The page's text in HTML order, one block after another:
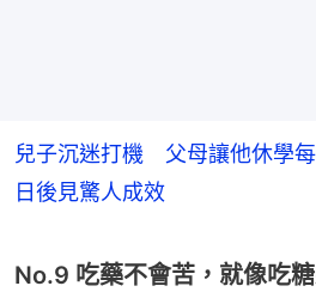
兒子沉迷打機 父母讓他休學
日後見驚人成效
No.9 吃藥不會苦，就像吃